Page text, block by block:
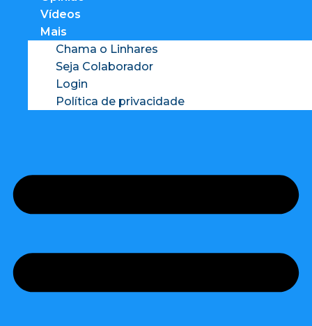
Vídeos
Mais
Chama o Linhares
Seja Colaborador
Login
Política de privacidade